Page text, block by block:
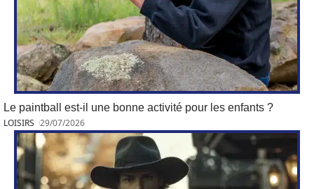
Le paintball est-il une bonne activité pour les enfants ?
LOISIRS 29/07/2026